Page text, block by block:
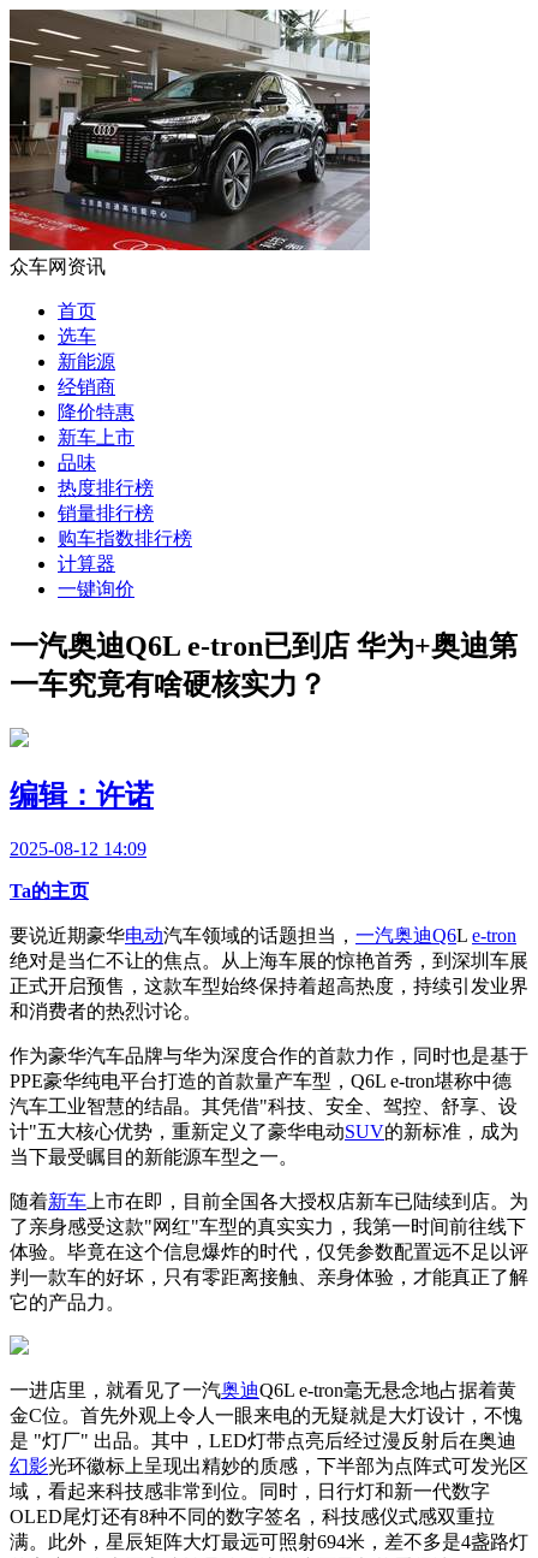
众车网资讯
首页
选车
新能源
经销商
降价特惠
新车上市
品味
热度排行榜
销量排行榜
购车指数排行榜
计算器
一键询价
一汽奥迪Q6L e-tron已到店 华为+奥迪第
一车究竟有啥硬核实力？
编辑：许诺
2025-08-12 14:09
Ta的主页
要说近期豪华电动汽车领域的话题担当， 一汽奥迪Q6L e-tron
绝对是当仁不让的焦点。从上海车展的惊艳首秀，到深圳车展
正式开启预售，这款车型始终保持着超高热度，持续引发业界
和消费者的热烈讨论。
作为豪华汽车品牌与华为深度合作的首款力作，同时也是基于
PPE豪华纯电平台打造的首款量产车型，Q6L e-tron堪称中德
汽车工业智慧的结晶。其凭借"科技、安全、驾控、舒享、设
计"五大核心优势，重新定义了豪华电动SUV的新标准，成为
当下最受瞩目的新能源车型之一。
随着新车 上市在即，目前全国各大授权店新车已陆续到店。为
了亲身感受这款"网红"车型的真实实力，我第一时间前往线下
体验。毕竟在这个信息爆炸的时代，仅凭参数配置远不足以评
判一款车的好坏，只有零距离接触、亲身体验，才能真正了解
它的产品力。
一进店里，就看见了一汽奥迪Q6L e-tron毫无悬念地占据着黄
金C位。首先外观上令人一眼来电的无疑就是大灯设计，不愧
是 "灯厂" 出品。其中，LED灯带点亮后经过漫反射后在奥迪
幻影光环徽标上呈现出精妙的质感，下半部为点阵式可发光区
域，看起来科技感非常到位。同时，日行灯和新一代数字
OLED尾灯还有8种不同的数字签名，科技感仪式感双重拉
满。此外，星辰矩阵大灯最远可照射694米，差不多是4盏路灯